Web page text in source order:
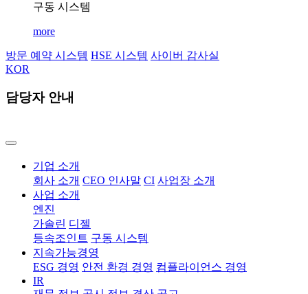
구동 시스템
more
방문 예약 시스템 HSE 시스템 사이버 감사실
KOR
담당자 안내
기업 소개
회사 소개 CEO 인사말 CI 사업장 소개
사업 소개
엔진
가솔린 디젤
등속조인트 구동 시스템
지속가능경영
ESG 경영 안전 환경 경영 컴플라이언스 경영
IR